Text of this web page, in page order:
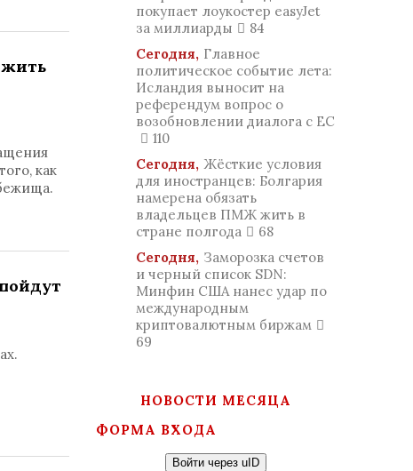
как
покупает лоукостер easyJet
за миллиарды
84
Сегодня, Главное
политическое событие лета:
Исландия выносит на
референдум вопрос о
возобновлении диалога с ЕС
110
Сегодня, Жёсткие условия
для иностранцев: Болгария
намерена обязать
владельцев ПМЖ жить в
стране полгода
68
Сегодня, Заморозка счетов
и черный список SDN:
Минфин США нанес удар по
международным
криптовалютным биржам
69
НОВОСТИ МЕСЯЦА
ФОРМА ВХОДА
Войти через uID